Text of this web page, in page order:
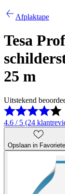
Afplaktape
Tesa
25 m
Uitstekend
4.6 / 5 (24
Opslaan in